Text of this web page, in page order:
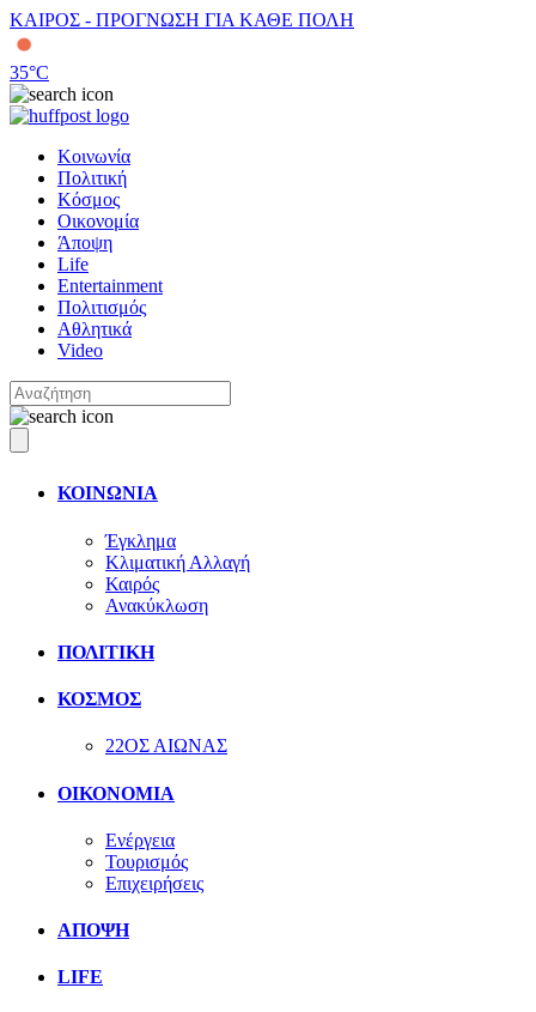
ΚΑΙΡΟΣ - ΠΡΟΓΝΩΣΗ ΓΙΑ ΚΑΘΕ ΠΟΛΗ
35°C
Κοινωνία
Πολιτική
Κόσμος
Οικονομία
Άποψη
Life
Entertainment
Πολιτισμός
Αθλητικά
Video
ΚΟΙΝΩΝΙΑ
Έγκλημα
Κλιματική Αλλαγή
Καιρός
Ανακύκλωση
ΠΟΛΙΤΙΚΗ
ΚΟΣΜΟΣ
22ΟΣ ΑΙΩΝΑΣ
ΟΙΚΟΝΟΜΙΑ
Ενέργεια
Τουρισμός
Επιχειρήσεις
ΑΠΟΨΗ
LIFE